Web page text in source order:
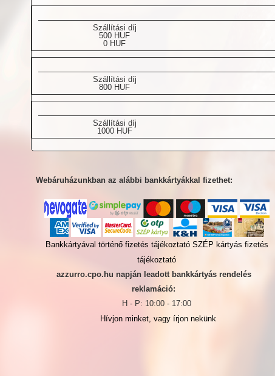
Szállítási díj
500 HUF
0 HUF
Szállítási díj
800 HUF
Szállítási díj
1000 HUF
Webáruházunkban az alábbi bankkártyákkal fizethet:
Bankkártyával történő fizetés tájékoztató SZÉP kártyás fizetés
tájékoztató
azzurro.cpo.hu napján leadott bankkártyás rendelés
reklamáció:
H - P: 10:00 - 17:00
Hívjon minket, vagy írjon nekünk